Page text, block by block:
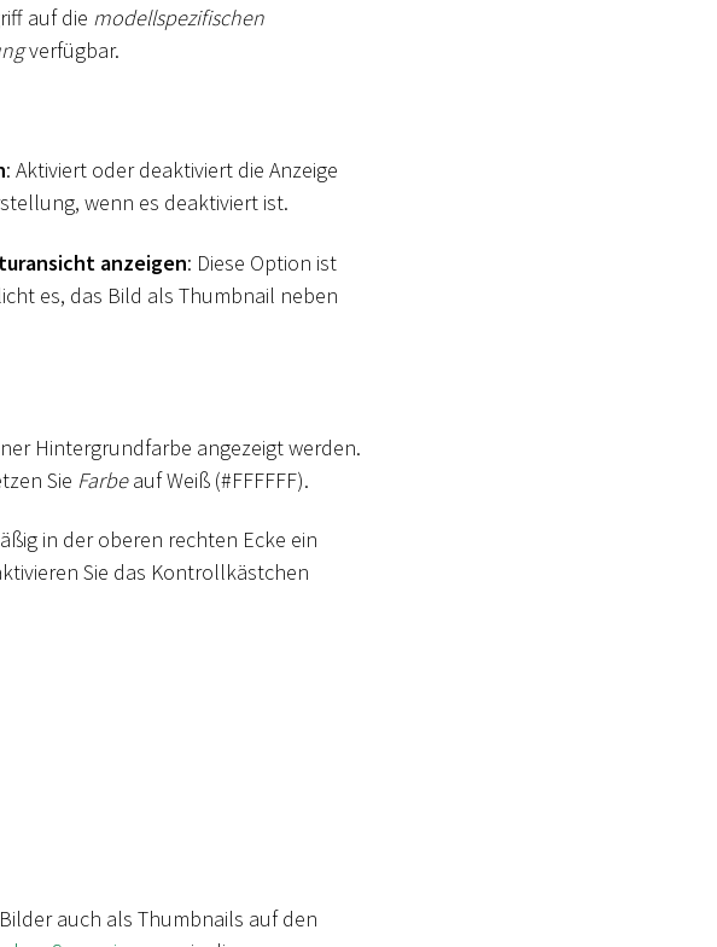
auf die modellspezifischen
verfügbar.
: Aktiviert oder deaktiviert die Anzeige
wenn es deaktiviert ist.
anzeigen: Diese Option ist
es, das Bild als Thumbnail neben
Hintergrundfarbe angezeigt werden.
Sie Farbeauf Weiß (#FFFFFF).
in der oberen rechten Ecke ein
Sie das Kontrollkästchen
auch als Thumbnails auf den